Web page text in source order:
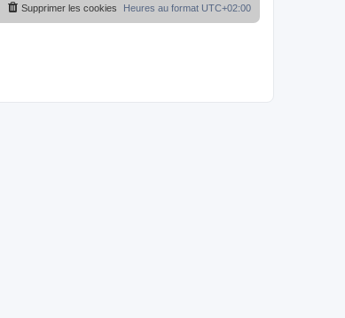
Heures au format UTC+02:00
Supprimer les cookies